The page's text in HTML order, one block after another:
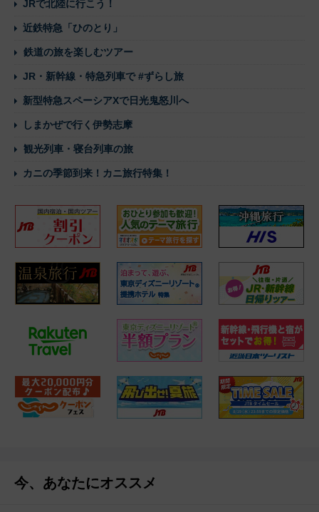
JRで北陸に行こう！
近鉄特急「ひのとり」
鉄道の旅を楽しむツアー
JR・新幹線・特急列車で #ずらし旅
新型特急スペーシアXで日光鬼怒川へ
しまかぜで行く伊勢志摩
観光列車・寝台列車の旅
カニの季節到来！カニ旅行特集！
今、あなたにオススメ